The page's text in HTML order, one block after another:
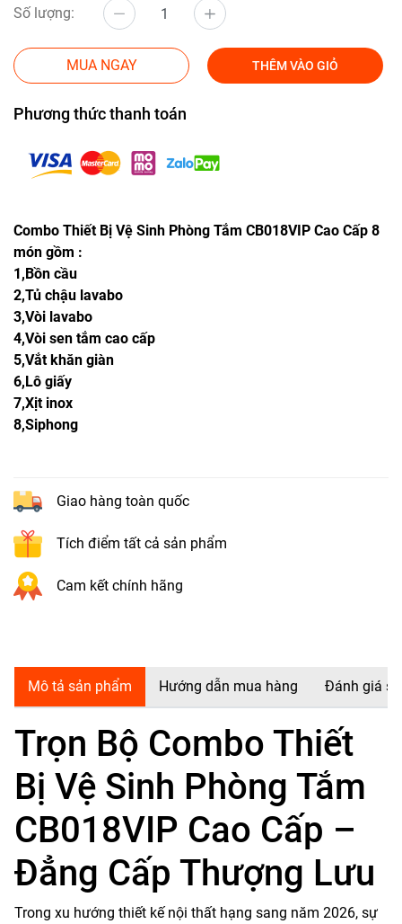
Số lượng:
MUA NGAY THÊM VÀO GIỎ
Phương thức thanh toán
Combo Thiết Bị Vệ Sinh Phòng Tắm CB018VIP Cao Cấp 8
món gồm :
1,Bồn cầu
2,Tủ chậu lavabo
3,Vòi lavabo
4,Vòi sen tắm cao cấp
5,Vắt khăn giàn
6,Lô giấy
7,Xịt inox
8,Siphong
Giao hàng toàn quốc
Tích điểm tất cả sản phẩm
Cam kết chính hãng
Mô tả sản phẩm Hướng dẫn mua hàng Đánh giá
Trọn Bộ Combo Thiết
Bị Vệ Sinh Phòng Tắm
CB018VIP Cao Cấp –
Đẳng Cấp Thượng Lưu
Trong xu hướng thiết kế nội thất hạng sang năm 2026, sự